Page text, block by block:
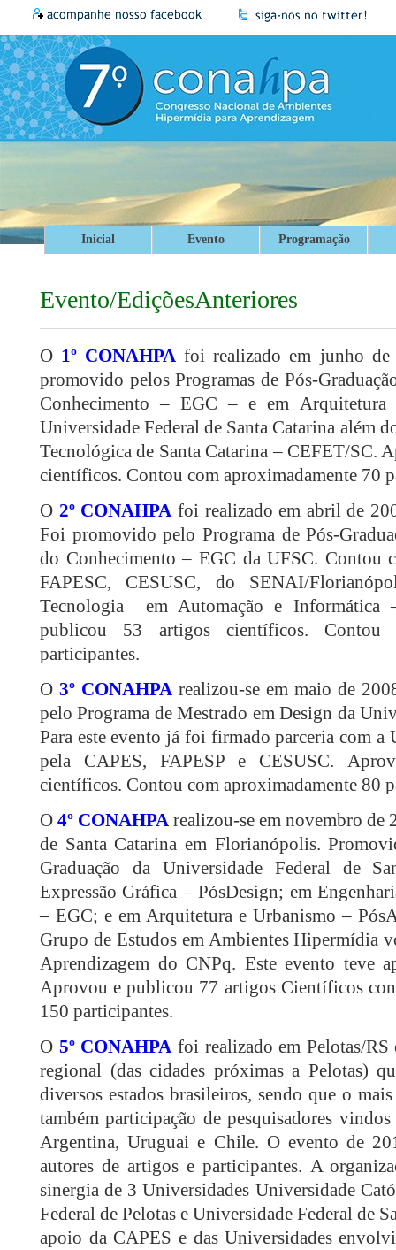
Inicial Evento Programação
Evento/EdiçõesAnteriores
O 1º CONAHPA foi realizado em junho
promovido pelos Programas de Pós-
Conhecimento – EGC – e em
Universidade Federal de Santa Catarina além
Tecnológica de Santa Catarina – CEFET/SC.
científicos. Contou com aproximadamente 70
O 2º CONAHPA foi realizado em abril de
Foi promovido pelo Programa de Pós-
do Conhecimento – EGC da UFSC. Contou
FAPESC, CESUSC, do SENAI/
Tecnologia em Automação e Informática
publicou 53 artigos científicos. Contou
participantes.
O 3º CONAHPA realizou-se em maio de
pelo Programa de Mestrado em Design da
Para este evento já foi firmado parceria com
pela CAPES, FAPESP e CESUSC.
científicos. Contou com aproximadamente 80
O 4º CONAHPA realizou-se em novembro de
de Santa Catarina em Florianópolis.
Graduação da Universidade Federal de
Expressão Gráfica – PósDesign; em
– EGC; e em Arquitetura e Urbanismo –
Grupo de Estudos em Ambientes Hipermídia
Aprendizagem do CNPq. Este evento teve
Aprovou e publicou 77 artigos Científicos
150 participantes.
O 5º CONAHPA foi realizado em Pelotas/
regional (das cidades próximas a Pelotas)
diversos estados brasileiros, sendo que o
também participação de pesquisadores
Argentina, Uruguai e Chile. O evento de
autores de artigos e participantes. A
sinergia de 3 Universidades Universidade
Federal de Pelotas e Universidade Federal de
apoio da CAPES e das Universidades